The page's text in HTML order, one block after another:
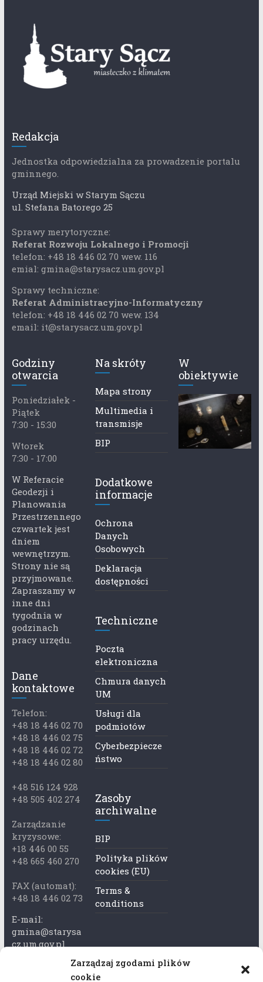
Zarządzaj zgodami plików
cookie
Redakcja
Jednostka odpowiedzialna za prowadzenie portalu
gminnego.
Urząd Miejski w Starym Sączu
ul. Stefana Batorego 25
Sprawy merytoryczne:
Referat Rozwoju Lokalnego i Promocji
telefon: +48 18 446 02 70 wew. 116
emial: gmina@starysacz.um.gov.pl
Sprawy techniczne:
Referat Administracyjno-Informatyczny
telefon: +48 18 446 02 70 wew. 134
email: it@starysacz.um.gov.pl
Godziny
otwarcia
Poniedziałek -
Piątek
7:30 - 15:30
Wtorek
7:30 - 17:00
W Referacie
Geodezji i
Planowania
Przestrzennego
czwartek jest
dniem
wewnętrzym.
Strony nie są
przyjmowane.
Zapraszamy w
inne dni
tygodnia w
godzinach
pracy urzędu.
Dane
kontaktowe
Telefon:
+48 18 446 02 70
+48 18 446 02 75
+48 18 446 02 72
+48 18 446 02 80
+48 516 124 928
+48 505 402 274
Zarządzanie
kryzysowe:
+18 446 00 55
+48 665 460 270
FAX (automat):
+48 18 446 02 73
E-mail:
gmina@starysa
cz.um.gov.pl
Adres skrzynki
Na skróty
Mapa strony
Multimedia i
transmisje
BIP
Dodatkowe
informacje
Ochrona
Danych
Osobowych
Deklaracja
dostępności
Techniczne
Poczta
elektroniczna
Chmura danych
UM
Usługi dla
podmiotów
Cyberbezpiecze
ństwo
Zasoby
archiwalne
BIP
Polityka plików
cookies (EU)
Terms &
conditions
W
obiektywie